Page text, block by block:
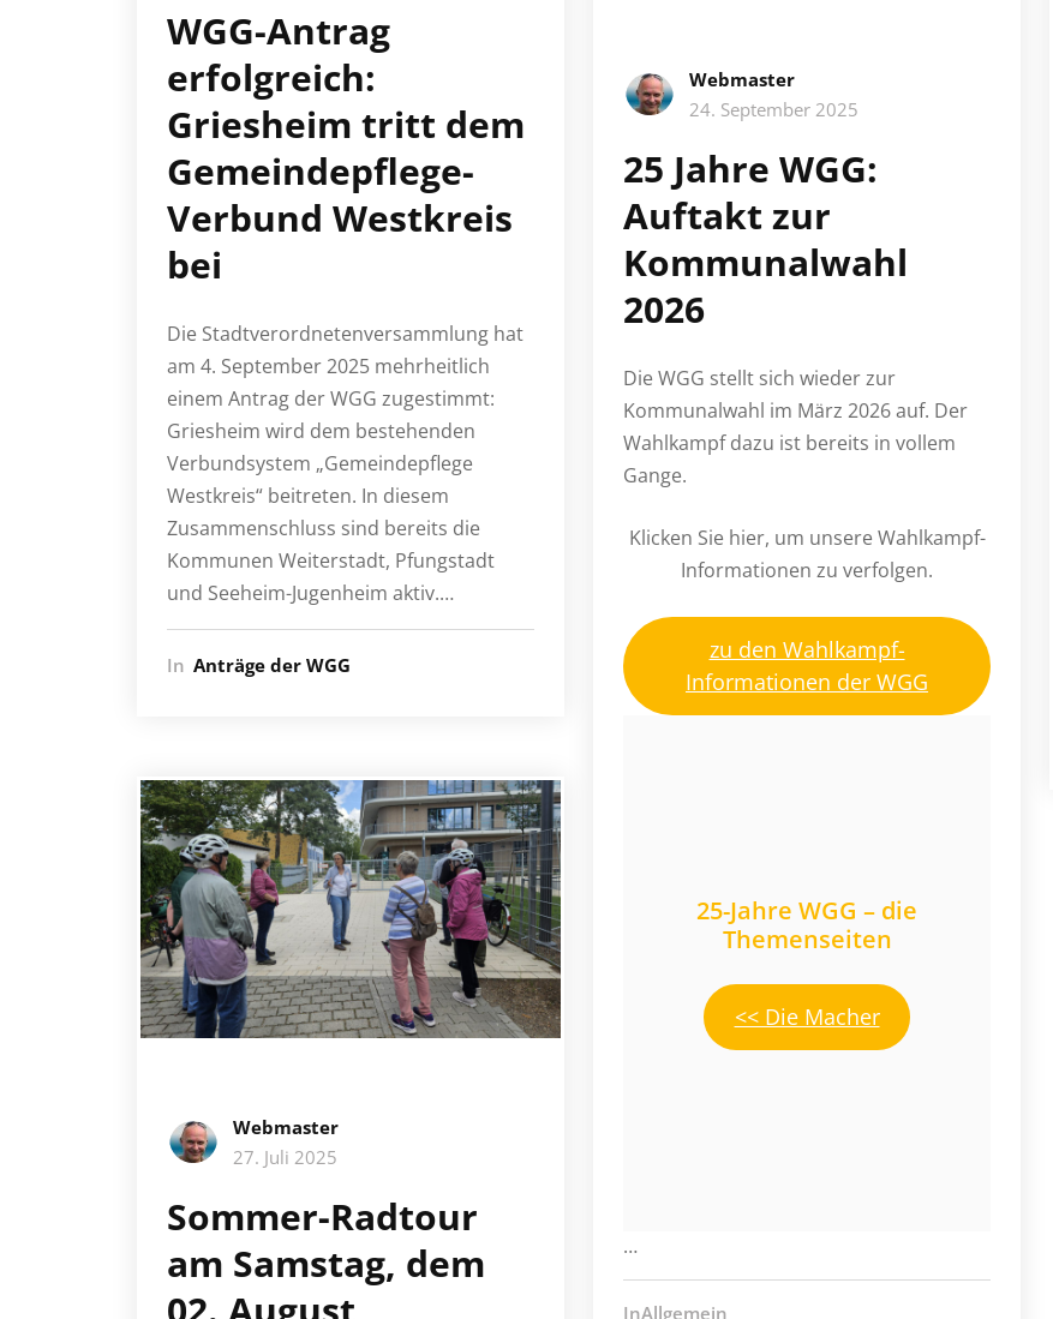
WGG-Antrag
erfolgreich:
Griesheim tritt dem
Gemeindepflege-
Verbund Westkreis
bei
Die Stadtverordnetenversammlung hat
am 4. September 2025 mehrheitlich
einem Antrag der WGG zugestimmt:
Griesheim wird dem bestehenden
Verbundsystem „Gemeindepflege
Westkreis“ beitreten. In diesem
Zusammenschluss sind bereits die
Kommunen Weiterstadt, Pfungstadt
und Seeheim-Jugenheim aktiv.…
In Anträge der WGG
Webmaster
27. Juli 2025
Sommer-Radtour
am Samstag, dem
Webmaster
24. September 2025
25 Jahre WGG:
Auftakt zur
Kommunalwahl
2026
Die WGG stellt sich wieder zur
Kommunalwahl im März 2026 auf. Der
Wahlkampf dazu ist bereits in vollem
Gange.
Klicken Sie hier, um unsere Wahlkampf-
Informationen zu verfolgen.
zu den Wahlkampf-
Informationen der WGG
25-Jahre WGG – die
Themenseiten
<< Die Macher
…
InAllgemein